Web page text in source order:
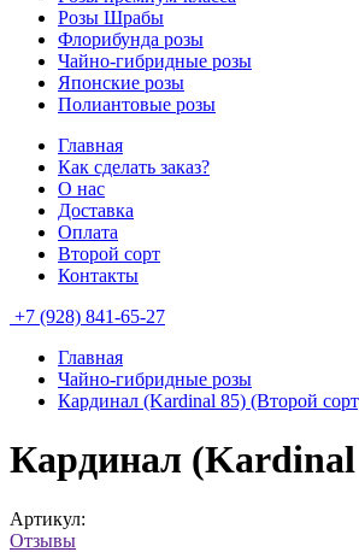
Розы Шрабы
Флорибунда розы
Чайно-гибридные розы
Японские розы
Полиантовые розы
Главная
Как сделать заказ?
О нас
Доставка
Оплата
Второй сорт
Контакты
+7 (928) 841-65-27
Главная
Чайно-гибридные розы
Кардинал (Kardinal 85) (Второй
Кардинал (Kardinal
Артикул:
Отзывы